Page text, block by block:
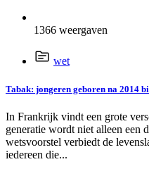
1366 weergaven
wet
Tabak: jongeren geboren na 2014
In Frankrijk vindt een grote
generatie wordt niet alleen een
wetsvoorstel verbiedt de
iedereen die...